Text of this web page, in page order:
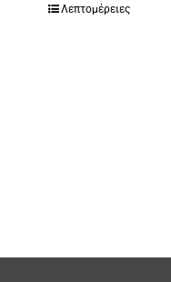
Λεπτομέρειες